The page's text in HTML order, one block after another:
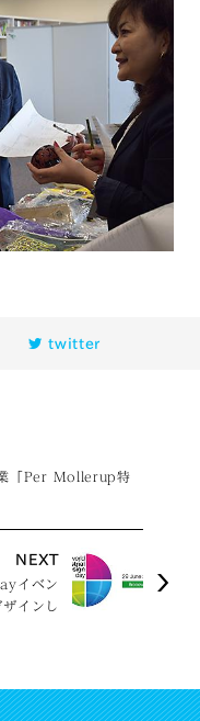
twitter
「Per Mollerup特
NEXT
イベン
インし